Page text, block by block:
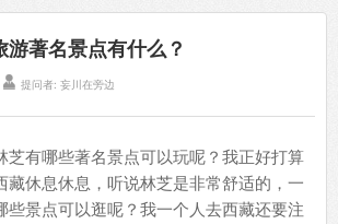
游著名景点有什么？
 提问者: 妄川在旁边
芝有哪些著名景点可以玩呢？我正好打算
藏休息休息，听说林芝是非常舒适的，一
些景点可以逛呢？我一个人去西藏还要注